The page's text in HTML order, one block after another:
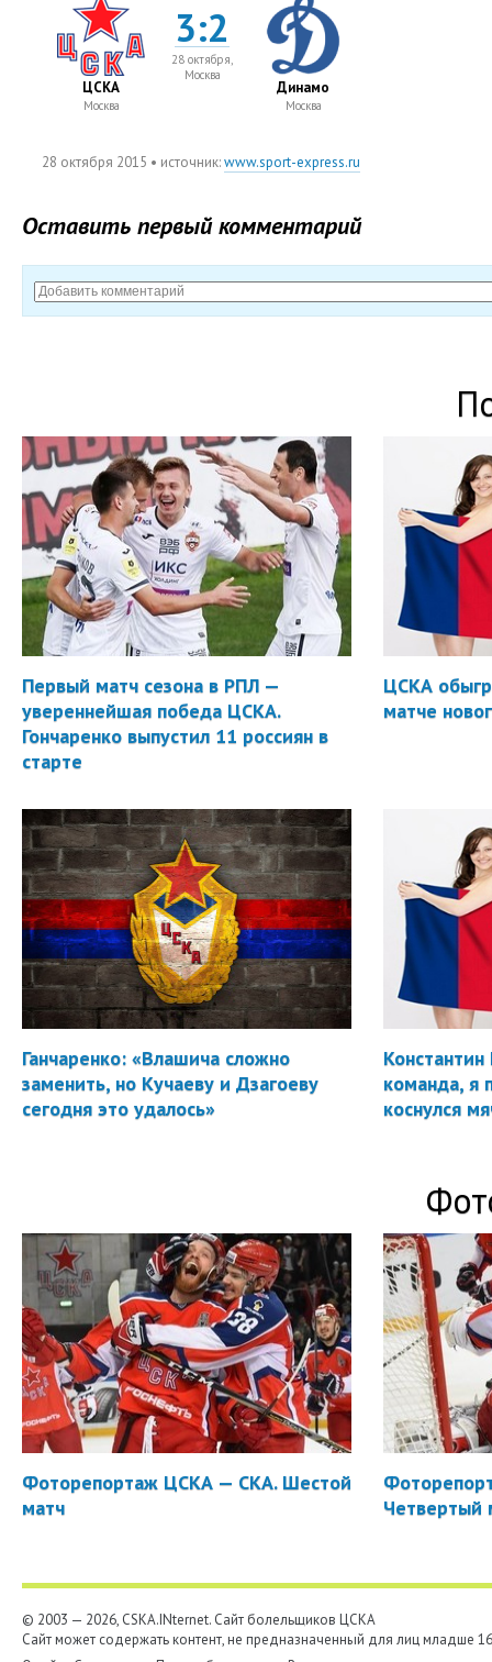
ЦСКА
Москва
3:2
28 октября,
Москва
Динамо
Москва
28 октября 2015 • источник:www.sport-express.ru
Оставить первый комментарий
Первый матч сезона в РПЛ —
увереннейшая победа ЦСКА.
Гончаренко выпустил 11 россиян в
старте
ЦСКА
матче
Ганчаренко: «Влашича сложно
заменить, но Кучаеву и Дзагоеву
сегодня это удалось»
Константин
команда, я
коснулся
Фоторепортаж ЦСКА — СКА. Шестой
матч
Четвертый
© 2003 — 2026, CSKA.INternet. Cайт болельщиков ЦСКА
Сайт может содержать контент, не предназначенный для лиц младше